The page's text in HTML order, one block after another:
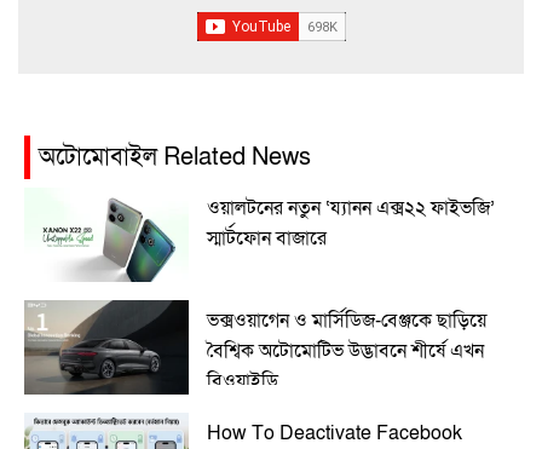
অটোমোবাইল Related News
ওয়ালটনের নতুন ‘য্যানন এক্স২২ ফাইভজি’
স্মার্টফোন বাজারে
ভক্সওয়াগেন ও মার্সিডিজ-বেঞ্জকে ছাড়িয়ে
বৈশ্বিক অটোমোটিভ উদ্ভাবনে শীর্ষে এখন
বিওয়াইডি
How To Deactivate Facebook